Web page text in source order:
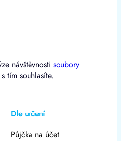
návštěvnostisoubory
tím souhlasíte.
Dle určení
Půjčka na účet